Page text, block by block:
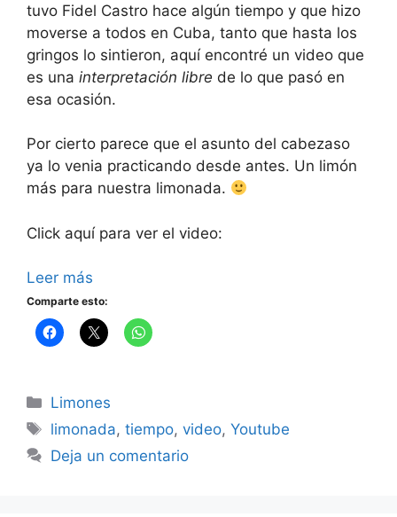
tuvo Fidel Castro hace algún tiempo y que hizo
moverse a todos en Cuba, tanto que hasta los
gringos lo sintieron, aquí encontré un video que
es una interpretación libre de lo que pasó en
esa ocasión.
Por cierto parece que el asunto del cabezaso
ya lo venia practicando desde antes. Un limón
más para nuestra limonada.
Click aquí para ver el video:
Leer más
Comparte esto:
Categorías
Limones
Etiquetas
limonada,tiempo,video,Youtube
Deja un comentario